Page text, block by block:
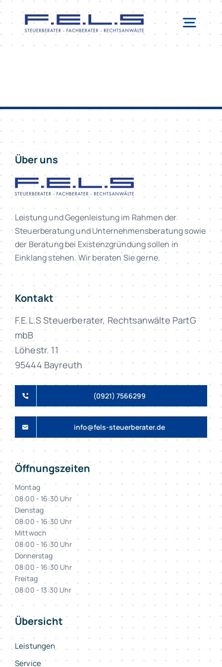
Inhalt
springen
LEISTUNGEN
NEWSBLOG
KONTAKT
Über uns
Leistung und Gegenleistung im Rahmen der
Steuerberatung und Unternehmensberatung sowie
der Beratung bei Existenzgründung sollen in
Einklang stehen. Wir beraten Sie gerne.
Kontakt
F.E.L.S Steuerberater, Rechtsanwälte PartG
mbB
Löhestr. 11
95444 Bayreuth
(0921) 7566299
info@fels-steuerberater.de
Öffnungszeiten
Montag
08:00 - 16:30 Uhr
Dienstag
08:00 - 16:30 Uhr
Mittwoch
08:00 - 16:30 Uhr
Donnerstag
08:00 - 16:30 Uhr
Freitag
08:00 - 13:30 Uhr
Übersicht
Leistungen
Service